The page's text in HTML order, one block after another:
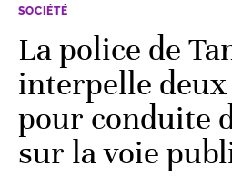
SOCIÉTÉ
La police de
interpelle
pour conduite
sur la voie